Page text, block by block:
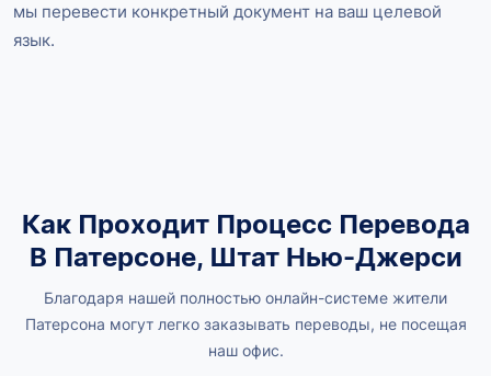
мы перевести конкретный документ на ваш целевой
язык.
Как Проходит Процесс Перевода
В Патерсоне, Штат Нью-Джерси
Благодаря нашей полностью онлайн-системе жители
Патерсона могут легко заказывать переводы, не посещая
наш офис.